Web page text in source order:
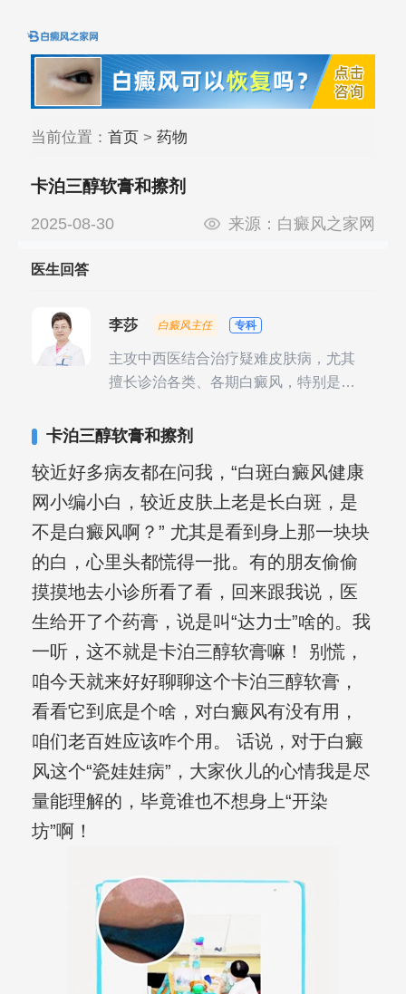
当前位置： 首页> 药物
卡泊三醇软膏和擦剂
2025-08-30 来源： 白癜风之家网
医生回答
李莎 白癜风主任 专科
主攻中西医结合治疗疑难皮肤病，尤其
擅长诊治各类、各期白癜风，特别是对
复发期;临床运用中医的辨证施治，理法
卡泊三醇软膏和擦剂
较近好多病友都在问我，“白斑白癜风健康
网小编小白，较近皮肤上老是长白斑，是
不是白癜风啊？” 尤其是看到身上那一块块
的白，心里头都慌得一批。有的朋友偷偷
摸摸地去小诊所看了看，回来跟我说，医
生给开了个药膏，说是叫“达力士”啥的。我
一听，这不就是卡泊三醇软膏嘛！ 别慌，
咱今天就来好好聊聊这个卡泊三醇软膏，
看看它到底是个啥，对白癜风有没有用，
咱们老百姓应该咋个用。 话说，对于白癜
风这个“瓷娃娃病”，大家伙儿的心情我是尽
量能理解的，毕竟谁也不想身上“开染
坊”啊！